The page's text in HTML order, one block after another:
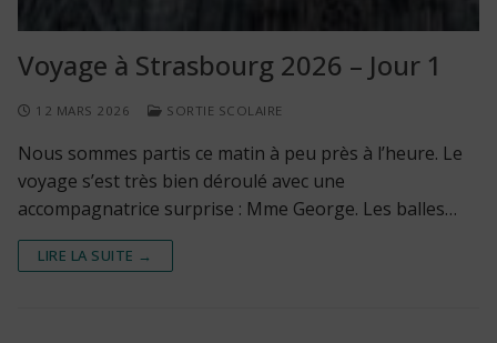
Voyage à Strasbourg 2026 – Jour 1
12 MARS 2026 SORTIE SCOLAIRE
Nous sommes partis ce matin à peu près à l’heure. Le
voyage s’est très bien déroulé avec une
accompagnatrice surprise : Mme George. Les balles…
LIRE LA SUITE →